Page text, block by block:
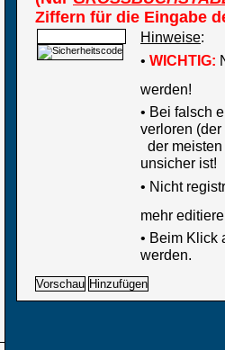
Ziffern für die Eingabe
Hinweise:
• WICHTIG:
werden!
• Bei falsch
verloren
der
unsicher ist!
• Nicht
mehr
• Beim Klick
werden.